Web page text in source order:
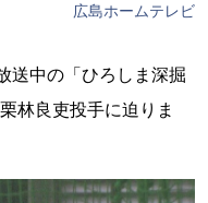
広島ホームテレビ
送中の「ひろしま深掘
林良吏投手に迫りま